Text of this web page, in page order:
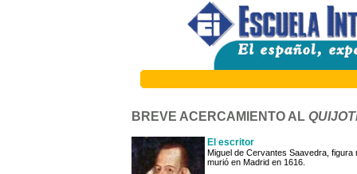
BREVE ACERCAMIENTO AL
El escritor
Miguel de Cervantes Saavedra,
murió en Madrid en 1616.